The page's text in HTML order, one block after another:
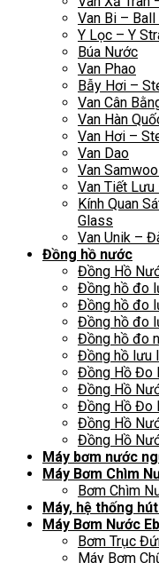
Van Bi –
Y Lọc – Y
Búa Nước
Van Phao
Bẫy Hơi –
Van Cân
Van Hàn
Van Hơi –
Van Dao
Van
Van Tiết
Kính Quan
Glass
Van Unik –
Đồng hồ nước
Đồng Hồ
Đồng hồ đo
Đồng hồ đo
Đồng hồ đo
Đồng hồ đo
Đồng hồ lưu
Đồng Hồ Đo
Đồng Hồ
Đồng Hồ Đo
Đồng Hồ
Đồng Hồ
Máy bơm nước
Máy Bơm Chìm
Bơm Chìm
Máy, hệ thống
Máy Bơm Nước
Bơm Trục
Máy Bơm